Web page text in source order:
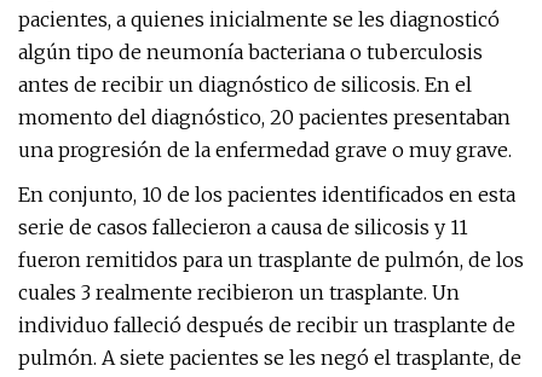
pacientes, a quienes inicialmente se les diagnosticó
algún tipo de neumonía bacteriana o tuberculosis
antes de recibir un diagnóstico de silicosis. En el
momento del diagnóstico, 20 pacientes presentaban
una progresión de la enfermedad grave o muy grave.
En conjunto, 10 de los pacientes identificados en esta
serie de casos fallecieron a causa de silicosis y 11
fueron remitidos para un trasplante de pulmón, de los
cuales 3 realmente recibieron un trasplante. Un
individuo falleció después de recibir un trasplante de
pulmón. A siete pacientes se les negó el trasplante, de